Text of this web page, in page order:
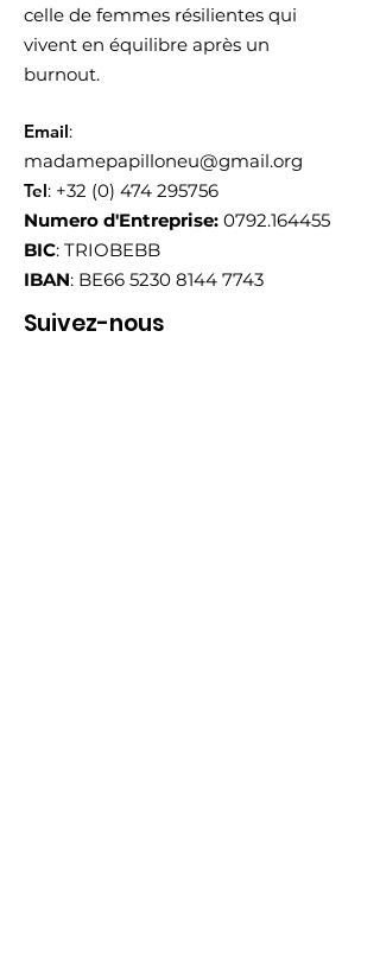
celle de femmes résilientes qui
vivent en équilibre après un
burnout.
Email:
madamepapilloneu@gmail.org
Tel: +32 (0) 474 295756
Numero d'Entreprise: 0792.164455
BIC: TRIOBEBB
IBAN: BE66 5230 8144 7743
Suivez-nous